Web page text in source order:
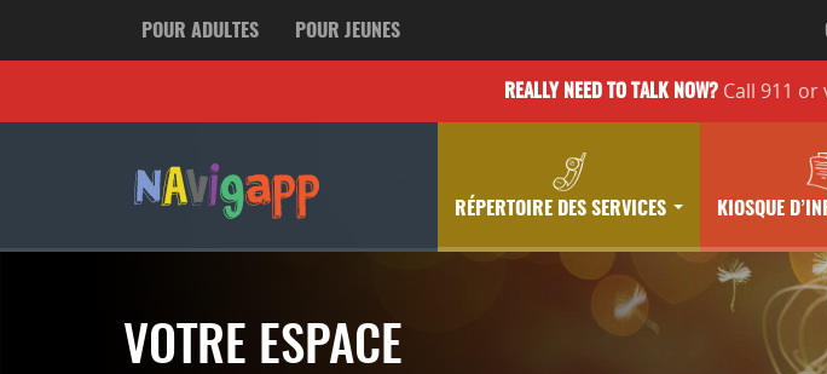
POUR ADULTES POUR JEUNES
REALLY NEED TO TALK NOW? Call 911 or
RÉPERTOIRE DES SERVICES KIOSQUE
VOTRE ESPACE